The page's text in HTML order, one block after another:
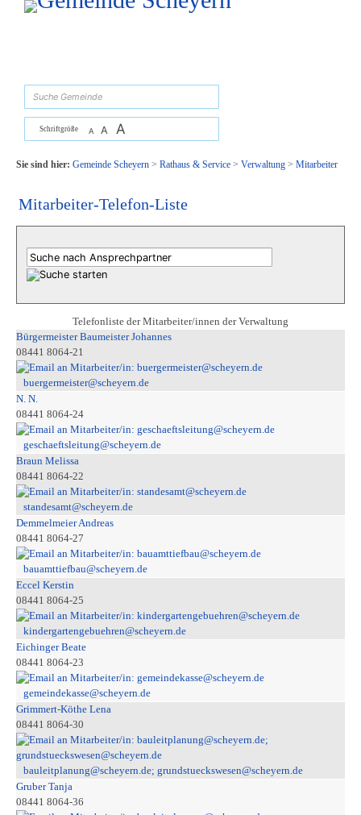
Zum Inhalt, zur Navigationoder zur Startseite springen.
Schriftgröße A A A
Sie sind hier: Gemeinde Scheyern> Rathaus & Service> Verwaltung> Mitarbeiter
Mitarbeiter-Telefon-Liste
Telefonliste der Mitarbeiter/innen der Verwaltung
Bürgermeister Baumeister Johannes
08441 8064-21
buergermeister@scheyern.de
N. N.
08441 8064-24
geschaeftsleitung@scheyern.de
Braun Melissa
08441 8064-22
standesamt@scheyern.de
Demmelmeier Andreas
08441 8064-27
bauamttiefbau@scheyern.de
Eccel Kerstin
08441 8064-25
kindergartengebuehren@scheyern.de
Eichinger Beate
08441 8064-23
gemeindekasse@scheyern.de
Grimmert-Köthe Lena
08441 8064-30
bauleitplanung@scheyern.de; grundstueckswesen@scheyern.de
Gruber Tanja
08441 8064-36